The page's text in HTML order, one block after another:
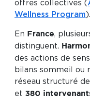
offres collectives (
Wellness Program).
En France,
distinguent.
des actions de
bilans sommeil ou
réseau structuré de
et 380